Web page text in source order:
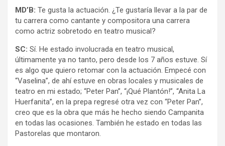
MD’B: Te gusta la actuación. ¿Te gustaría llevar a la par de
tu carrera como cantante y compositora una carrera
como actriz sobretodo en teatro musical?
SC: Sí. He estado involucrada en teatro musical,
últimamente ya no tanto, pero desde los 7 años estuve. Sí
es algo que quiero retomar con la actuación. Empecé con
“Vaselina”, de ahí estuve en obras locales y musicales de
teatro en mi estado; “Peter Pan”, “¡Qué Plantón!”, “Anita La
Huerfanita”, en la prepa regresé otra vez con “Peter Pan”,
creo que es la obra que más he hecho siendo Campanita
en todas las ocasiones. También he estado en todas las
Pastorelas que montaron.